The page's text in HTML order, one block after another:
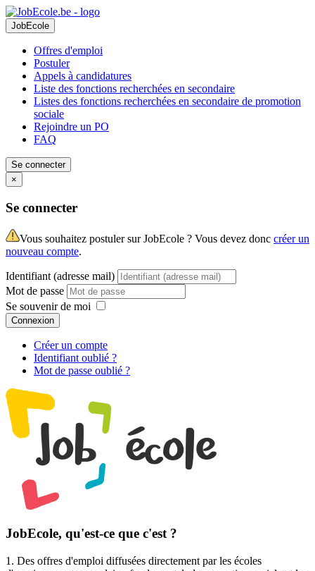
JobEcole
Offres d'emploi
Postuler
Appels à candidatures
Liste des fonctions recherchées en secondaire
Listes des fonctions recherchées en secondaire de promotion
sociale
Rejoindre un PO
FAQ
Se connecter
×
Se connecter
Vous souhaitez postuler sur JobEcole ? Vous devez donc créer un
nouveau compte.
Identifiant (adresse mail)
Mot de passe
Se souvenir de moi
Connexion
Créer un compte
Identifiant oublié ?
Mot de passe oublié ?
JobEcole, qu'est-ce que c'est ?
1. Des offres d'emploi diffusées directement par les écoles